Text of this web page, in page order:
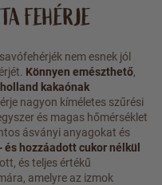
FEHÉRJE
nem esnek jól
Könnyen emészthető,
holland kakaónak
nagyon kíméletes szűrési
és magas hőmérséklet
ásványi anyagokat és
és hozzáadott cukor nélkül
és teljes értékű
amelyre az izmok